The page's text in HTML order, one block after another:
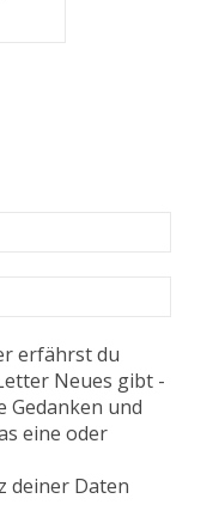
erfährst du
Neues gibt -
Gedanken und
eine oder
deiner Daten